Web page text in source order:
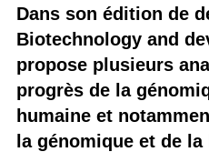
Dans son édition de
Biotechnology and
propose plusieurs
progrès de la
humaine et
la génomique et de